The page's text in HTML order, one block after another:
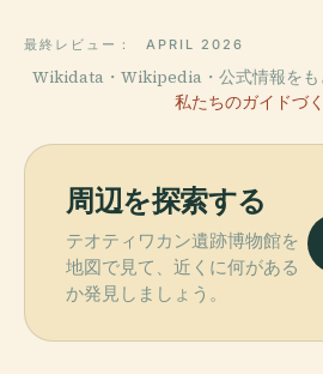
最終レビュー： APRIL 2026
Wikidata・Wikipedia・公式情報をも
私たちのガイドづ
周辺を探索する
テオティワカン遺跡博物館を
地図で見て、近くに何がある
か発見しましょう。